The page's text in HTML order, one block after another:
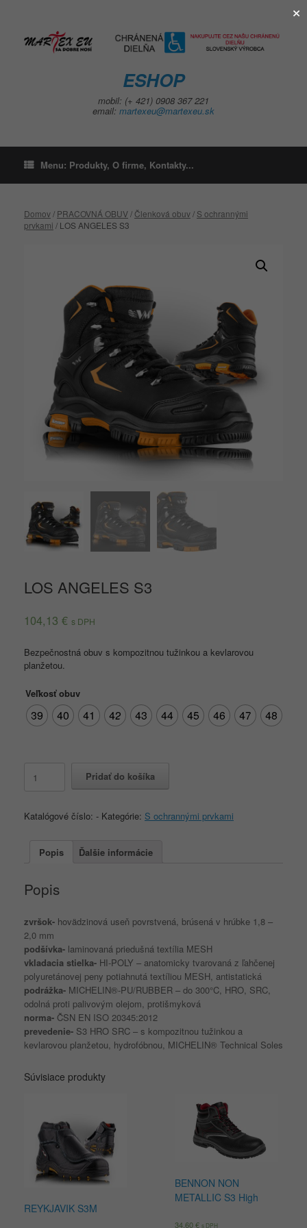
ESHOP
mobil: (+ 421) 0908 367 221
email: martexeu@martexeu.sk
Menu: Produkty, O firme, Kontakty...
Domov/ PRACOVNÁ OBUV/ Členková obuv/ S ochrannými
prvkami / LOS ANGELES S3
LOS ANGELES S3
104,13 € s DPH
Bezpečnostná obuv s kompozitnou tužinkou a kevlarovou
planžetou.
Veľkosť obuv
39 40 41 42 43 44 45 46 47 48
LOS
Pridať do košíka
Katalógové číslo: - Kategórie: S ochrannými prvkami
Popis Ďalšie informácie
Popis
zvršok- hovädzinová useň povrstvená, brúsená v hrúbke 1,8 –
2,0 mm
podšívka- laminovaná priedušná textília MESH
vkladacia stielka- HI-POLY – anatomicky tvarovaná z ľahčenej
polyuretánovej peny potiahnutá textíliou MESH, antistatická
podrážka- MICHELIN®-PU/RUBBER – do 300°C, HRO, SRC,
odolná proti palivovým olejom, protišmyková
norma- ČSN EN ISO 20345:2012
prevedenie- S3 HRO SRC – s kompozitnou tužinkou a
kevlarovou planžetou, hydrofóbnou, MICHELIN® Technical Soles
Súvisiace produkty
REYKJAVIK S3M
BENNON NON
METALLIC S3 High
34,60€ s DPH
×